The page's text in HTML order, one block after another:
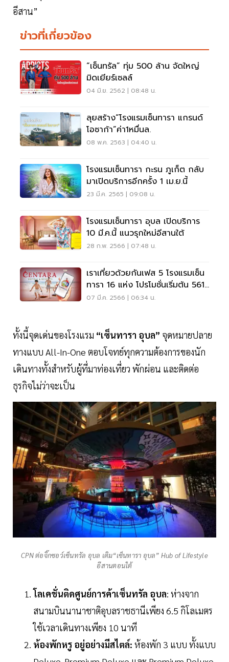
อีสาน”
ข่าวที่เกี่ยวข้อง
“เซ็นทรัล” ทุ่ม 500 ล้าน จัดใหญ่
มิดเยียร์เซลล์
04 มิ.ย. 2562 | 08:48 น.
ลุยสร้าง“โรงแรมเซ็นทารา แกรนด์
โอซาก้า”ค่า1หมื่นล.
08 พ.ค. 2563 | 04:40 น.
โรงแรมเซ็นทารา กะรน ภูเก็ต กลับ
มาเปิดบริการอีกครั้ง 1 เม.ย.นี้
23 มี.ค. 2565 | 09:08 น.
โรงแรมเซ็นทารา อุบล เปิดบริการ
10 มี.ค.นี้ แนวรุกใหม่อีสานใต้
28 ก.พ. 2566 | 07:48 น.
เราเที่ยวด้วยกันเฟส 5 โรงแรมเซ็น
ทารา 16 แห่ง โปรโมชั่นเริ่มต้น 561
บาท
07 มี.ค. 2566 | 06:34 น.
ทั้งนี้จุดเด่นของโรงแรม “เซ็นทารา อุบล” จุดหมายปลาย
ทางแบบ All-In-One ตอบโจทย์ทุกความต้องการของนัก
เดินทางทั้งสำหรับผู้ที่มาท่องเที่ยว พักผ่อน และติดต่อ
ธุรกิจไม่ว่าจะเป็น
CPN ต่อจิ๊กซอว์เซ็นทรัล อุบล เติม“เซ็นทารา อุบล” Hub of Lifestyle
อีสานตอนใต้
โลเคชั่นติดศูนย์การค้าเซ็นทรัล อุบล: ห่างจาก
สนามบินนานาชาติอุบลราชธานีเพียง 6.5 กิโลเมตร
ใช้เวลาเดินทางเพียง 10 นาที
ห้องพักหรู อยู่อย่างมีสไตล์: ห้องพัก 3 แบบ ทั้งแบบ